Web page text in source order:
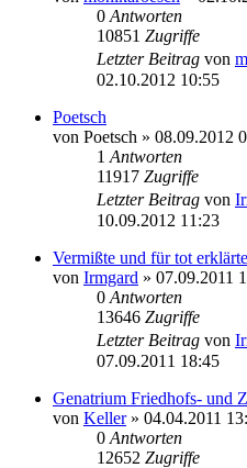
0 Antworten
10851 Zugriffe
Letzter Beitrag von
02.10.2012 10:55
Poetsch
von Poetsch » 08.09.2012
1 Antworten
11917 Zugriffe
Letzter Beitrag von
10.09.2012 11:23
Vermißte und für tot
von Irmgard » 07.09.2011
0 Antworten
13646 Zugriffe
Letzter Beitrag von
07.09.2011 18:45
Genatrium Friedhofs- und
von Keller» 04.04.2011
0 Antworten
12652 Zugriffe